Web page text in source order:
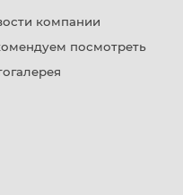
компании
посмотреть